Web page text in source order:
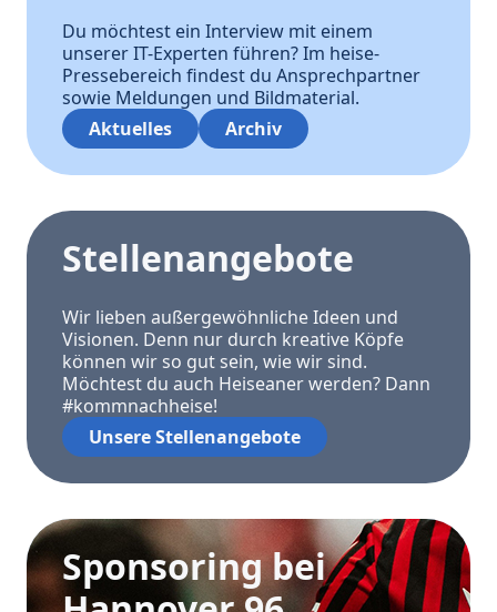
Du möchtest ein Interview mit einem
unserer IT-Experten führen? Im heise-
Pressebereich findest du Ansprechpartner
sowie Meldungen und Bildmaterial.
Aktuelles
Archiv
Stellenangebote
Wir lieben außergewöhnliche Ideen und
Visionen. Denn nur durch kreative Köpfe
können wir so gut sein, wie wir sind.
Möchtest du auch Heiseaner werden? Dann
#kommnachheise!
Unsere Stellenangebote
Sponsoring bei